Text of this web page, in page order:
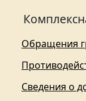
Обращения
Сведения о